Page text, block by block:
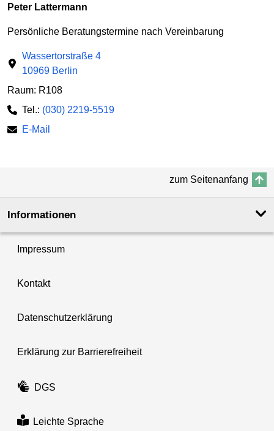
Peter Lattermann
Persönliche Beratungstermine nach Vereinbarung
Wassertorstraße 4
10969 Berlin
Raum: R108
Tel.: (030) 2219-5519
E-Mail
zum Seitenanfang
Informationen
Impressum
Kontakt
Datenschutzerklärung
Erklärung zur Barrierefreiheit
DGS
Leichte Sprache